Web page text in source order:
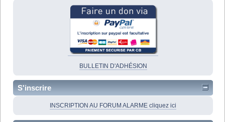
BULLETIN D'ADHÉSION
S'inscrire
INSCRIPTION AU FORUM ALARME cliquez ici